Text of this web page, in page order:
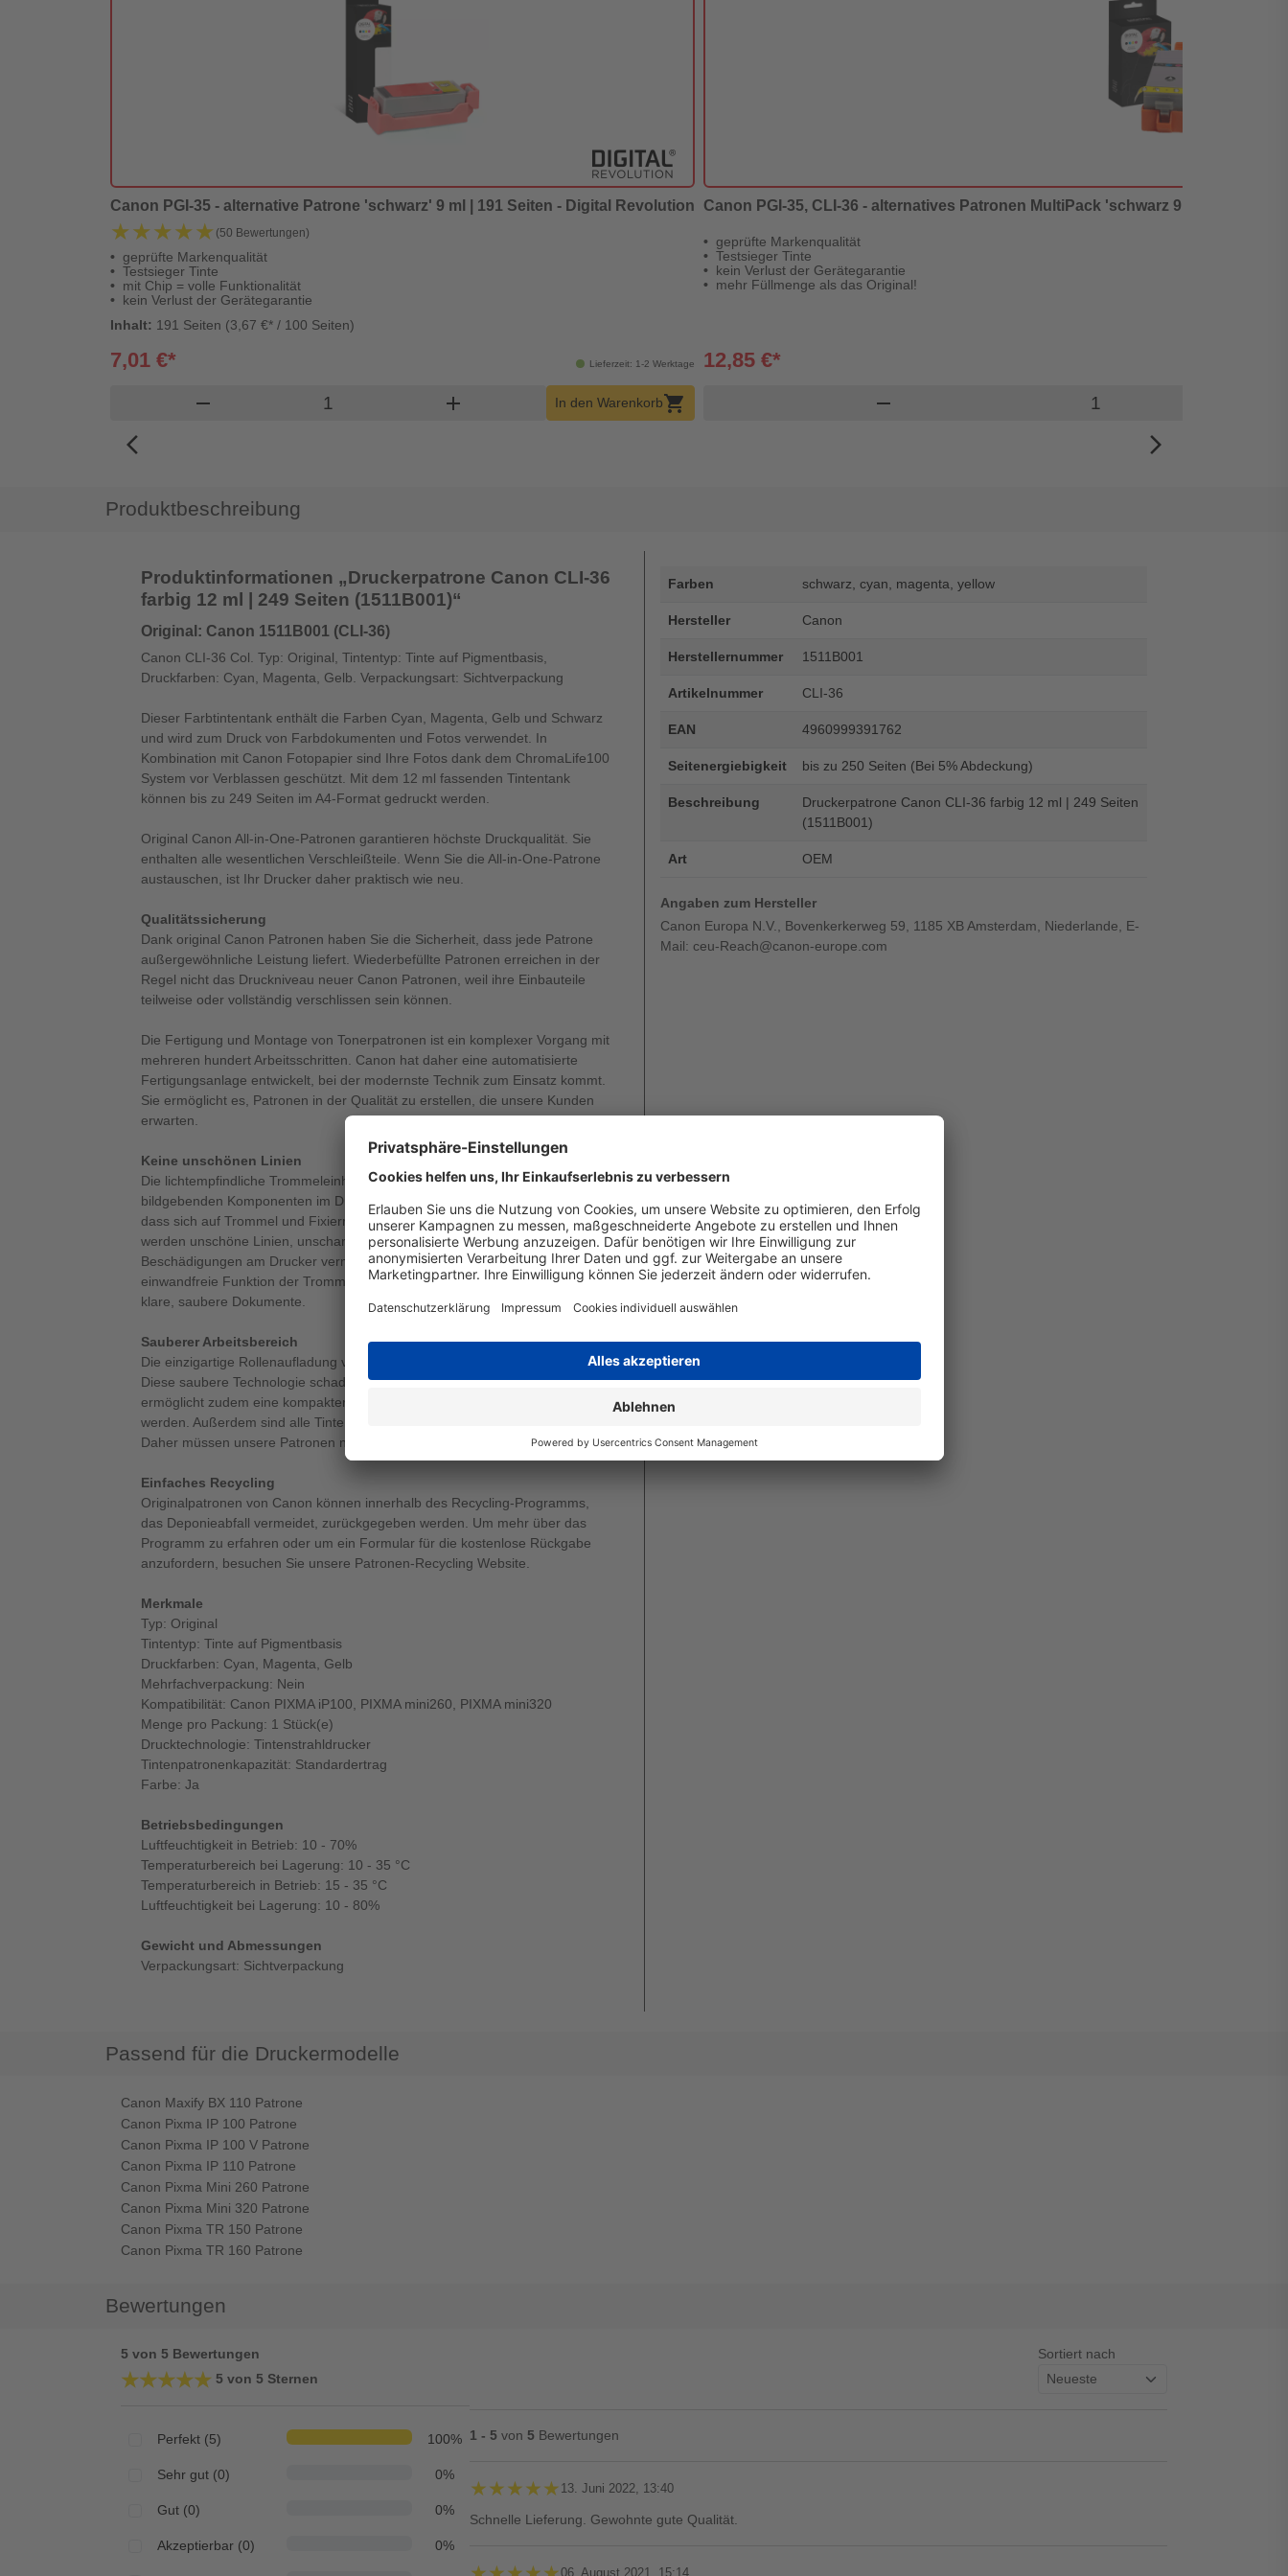
Canon PGI-35 - alternative Patrone 'schwarz' 9 ml | 191 Seiten - Digital Revolution
★★★★★
★★★★★ (50 Bewertungen)
geprüfte Markenqualität
Testsieger Tinte
mit Chip = volle Funktionalität
kein Verlust der Gerätegarantie
Inhalt: 191 Seiten (3,67 €* / 100 Seiten)
Lieferzeit: 1-2 Werktage
7,01 €*
remove Produkt Warenkorb Menge
add In den Warenkorbshopping_cart
Canon PGI-35, CLI-36 - alternatives Patronen MultiPack 'schwarz 9 ml | 200
geprüfte Markenqualität
Testsieger Tinte
kein Verlust der Gerätegarantie
mehr Füllmenge als das Original!
12,85 €*
remove Produkt Warenkorb
arrow_back_ios_new arrow_forward_ios
Produktbeschreibung
Produktinformationen „Druckerpatrone Canon CLI-36
farbig 12 ml | 249 Seiten (1511B001)“
Original: Canon 1511B001 (CLI-36)
Canon CLI-36 Col. Typ: Original, Tintentyp: Tinte auf Pigmentbasis,
Druckfarben: Cyan, Magenta, Gelb. Verpackungsart: Sichtverpackung
Dieser Farbtintentank enthält die Farben Cyan, Magenta, Gelb und Schwarz
und wird zum Druck von Farbdokumenten und Fotos verwendet. In
Kombination mit Canon Fotopapier sind Ihre Fotos dank dem ChromaLife100
System vor Verblassen geschützt. Mit dem 12 ml fassenden Tintentank
können bis zu 249 Seiten im A4-Format gedruckt werden.
Original Canon All-in-One-Patronen garantieren höchste Druckqualität. Sie
enthalten alle wesentlichen Verschleißteile. Wenn Sie die All-in-One-Patrone
austauschen, ist Ihr Drucker daher praktisch wie neu.
Qualitätssicherung
Dank original Canon Patronen haben Sie die Sicherheit, dass jede Patrone
außergewöhnliche Leistung liefert. Wiederbefüllte Patronen erreichen in der
Regel nicht das Druckniveau neuer Canon Patronen, weil ihre Einbauteile
teilweise oder vollständig verschlissen sein können.
Die Fertigung und Montage von Tonerpatronen ist ein komplexer Vorgang mit
mehreren hundert Arbeitsschritten. Canon hat daher eine automatisierte
Fertigungsanlage entwickelt, bei der modernste Technik zum Einsatz kommt.
Sie ermöglicht es, Patronen in der Qualität zu erstellen, die unsere Kunden
erwarten.
Keine unschönen Linien
Die lichtempfindliche Trommeleinheit ist eine der empfindlichsten
bildgebenden Komponenten im Drucker. Neue Canon Patronen stellen sicher,
dass sich auf Trommel und Fixierrolle keine Tonerreste ansammeln. So
werden unschöne Linien, unscharfe oder graue Hintergründe sowie
Beschädigungen am Drucker vermieden. Original Canon Toner garantiert die
einwandfreie Funktion der Trommeleinheit. Das Ergebnis sind durchgängig
klare, saubere Dokumente.
Sauberer Arbeitsbereich
Die einzigartige Rollenaufladung von Canon sorgt für ozonfreies Drucken.
Diese saubere Technologie schadet weder Mensch noch Umwelt und
ermöglicht zudem eine kompaktere Patrone, weil weniger Teile benötigt
werden. Außerdem sind alle Tinten und Patronen von Canon ungefährlich.
Daher müssen unsere Patronen nicht gesondert entsorgt werden.
Einfaches Recycling
Originalpatronen von Canon können innerhalb des Recycling-Programms,
das Deponieabfall vermeidet, zurückgegeben werden. Um mehr über das
Programm zu erfahren oder um ein Formular für die kostenlose Rückgabe
anzufordern, besuchen Sie unsere Patronen-Recycling Website.
Merkmale
Typ: Original
Tintentyp: Tinte auf Pigmentbasis
Druckfarben: Cyan, Magenta, Gelb
Mehrfachverpackung: Nein
Kompatibilität: Canon PIXMA iP100, PIXMA mini260, PIXMA mini320
Menge pro Packung: 1 Stück(e)
Drucktechnologie: Tintenstrahldrucker
Tintenpatronenkapazität: Standardertrag
Farbe: Ja
Betriebsbedingungen
Luftfeuchtigkeit in Betrieb: 10 - 70%
Temperaturbereich bei Lagerung: 10 - 35 °C
Temperaturbereich in Betrieb: 15 - 35 °C
Luftfeuchtigkeit bei Lagerung: 10 - 80%
Gewicht und Abmessungen
Verpackungsart: Sichtverpackung
Farben schwarz, cyan, magenta, yellow
Hersteller Canon
Herstellernummer 1511B001
Artikelnummer CLI-36
EAN 4960999391762
Seitenergiebigkeit bis zu 250 Seiten (Bei 5% Abdeckung)
Beschreibung
Druckerpatrone Canon CLI-36 farbig 12 ml | 249 Seiten
(1511B001)
Art OEM
Angaben zum Hersteller
Canon Europa N.V., Bovenkerkerweg 59, 1185 XB Amsterdam, Niederlande, E-
Mail: ceu-Reach@canon-europe.com
Passend für die Druckermodelle
Canon Maxify BX 110 Patrone
Canon Pixma IP 100 Patrone
Canon Pixma IP 100 V Patrone
Canon Pixma IP 110 Patrone
Canon Pixma Mini 260 Patrone
Canon Pixma Mini 320 Patrone
Canon Pixma TR 150 Patrone
Canon Pixma TR 160 Patrone
Bewertungen
5 von 5 Bewertungen
★★★★★
★★★★★ 5 von 5 Sternen
Perfekt (5) 100%
Sehr gut (0) 0%
Gut (0) 0%
Akzeptierbar (0) 0%
Sortiert nach
1 - 5 von 5 Bewertungen
★★★★★
★★★★★ 13. Juni 2022, 13:40
Schnelle Lieferung. Gewohnte gute Qualität.
06. August 2021, 15:14